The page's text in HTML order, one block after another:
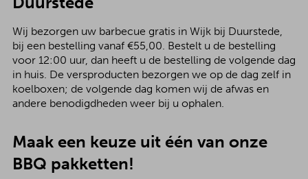
Wij bezorgen uw barbecue gratis in Wijk bij Duurstede,
bij een bestelling vanaf €55,00. Bestelt u de bestelling
voor 12:00 uur, dan heeft u de bestelling de volgende dag
in huis. De versproducten bezorgen we op de dag zelf in
koelboxen; de volgende dag komen wij de afwas en
andere benodigdheden weer bij u ophalen.
Maak een keuze uit één van onze
BBQ pakketten!